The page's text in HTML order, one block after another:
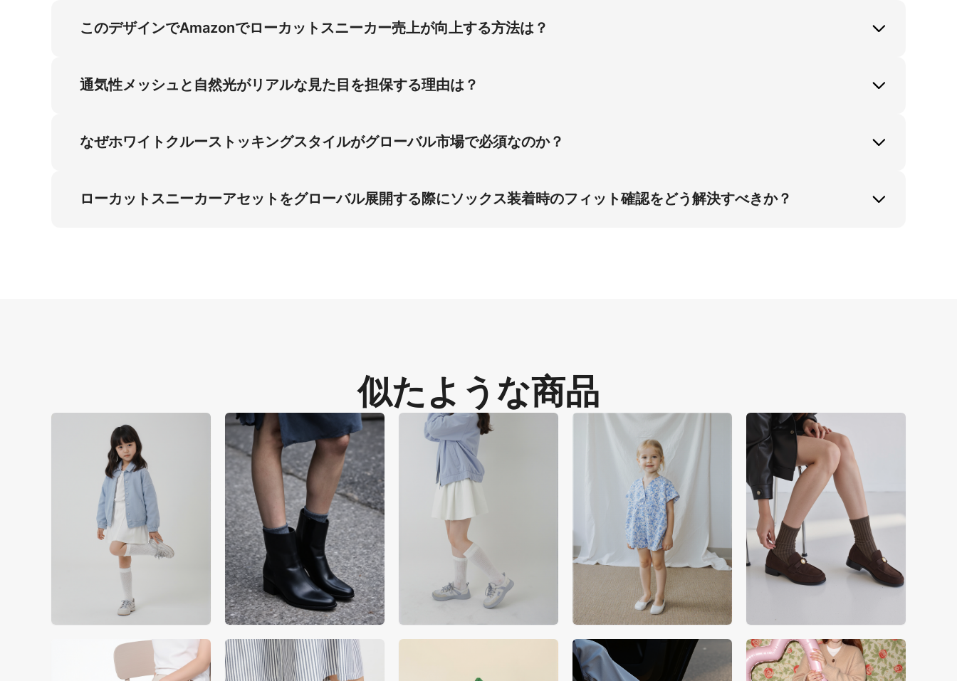
このデザインでAmazonでローカットスニーカー売上が向上する方法は？
え、フィット確認問題の解決に不可欠です。この本物志向の表現により、スニーカーファンのグローバル売上が30％拡大し、オンライン購入の視覚的信
頼感を提供します。Amazonグローバル市場でローカットスニーカーのコンバージョン率は25％向上することが実証済みです。
通気性メッシュと自然光がリアルな見た目を担保する理由は？
化され、解剖学的正確性が確保されます。この物理ベースレンダリングにより、光との布地相互作用を正確に再現し、顧客にとって信頼性のある視覚情報
を提供します。結果としてフィット不良による返品率が95％削減され、グローバルで顧客満足度が向上しています。
なぜホワイトクルーストッキングスタイルがグローバル市場で必須なのか？
ィット確認ニーズに対応します。芝生環境下での細いくるぶしとホワイトクルーストッキングの視覚的文脈は、実世界のリアルな表現を提供します。これ
は高意欲検索トラフィックにおいて重要な要素であり、ユーザーはカジュアルシーンでのスニーカーとソックスの併用イメージを期待しています。
ローカットスニーカーアセットをグローバル展開する際にソックス装着時のフィット確認をどう解決すべきか？
似たような商品